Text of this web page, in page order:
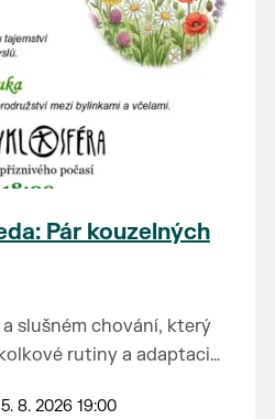
Pár kouzelných
slušném chování, který
rutiny a adaptaci
počasí.
8. 2026 19:00